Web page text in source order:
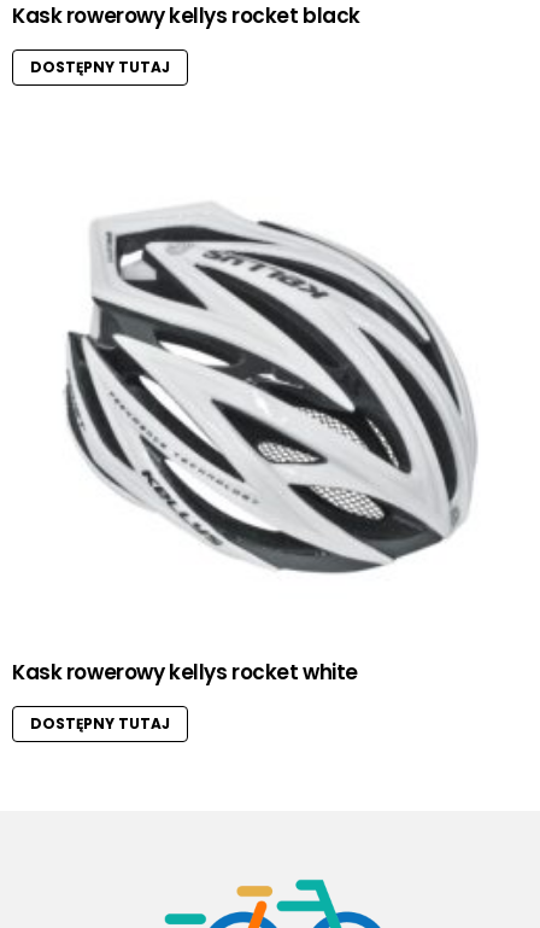
Kask rowerowy kellys rocket black
DOSTĘPNY TUTAJ
Kask rowerowy kellys rocket white
DOSTĘPNY TUTAJ